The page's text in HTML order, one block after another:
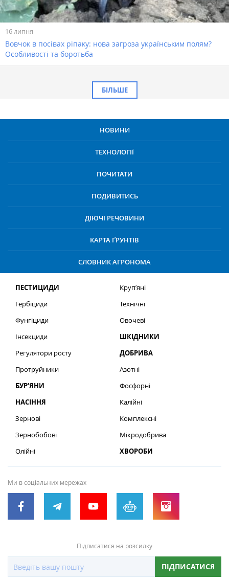
16 липня
Вовчок в посівах ріпаку: нова загроза українським полям?
Особливості та боротьба
БІЛЬШЕ
НОВИНИ
ТЕХНОЛОГІЇ
ПОЧИТАТИ
ПОДИВИТИСЬ
ДІЮЧІ РЕЧОВИНИ
КАРТА ҐРУНТІВ
СЛОВНИК АГРОНОМА
ПЕСТИЦИДИ
Гербіциди
Фунгіциди
Інсекциди
Регулятори росту
Протруйники
БУР’ЯНИ
НАСІННЯ
Зернові
Зернобобові
Олійні
Круп’яні
Технічні
Овочеві
ШКІДНИКИ
ДОБРИВА
Азотні
Фосфорні
Калійні
Комплексні
Мікродобрива
ХВОРОБИ
Ми в соціальних мережах
Підписатися на розсилку
ПІДПИСАТИСЯ